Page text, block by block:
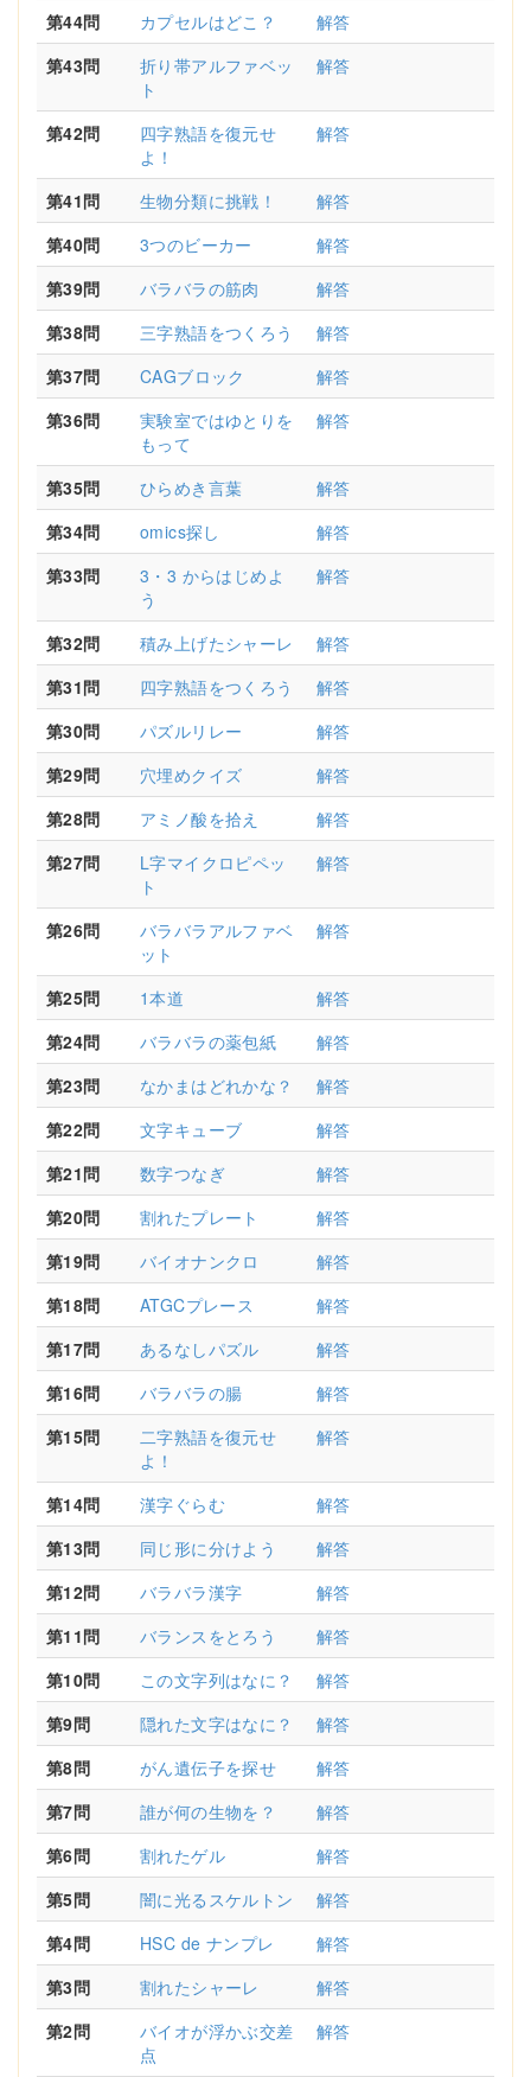
第44問
カプセルはどこ？
解答
第43問
折り帯アルファベッ
ト
解答
第42問
四字熟語を復元せ
よ！
解答
第41問 生物分類に挑戦！
解答
第40問
3つのビーカー
解答
第39問
バラバラの筋肉
解答
第38問
三字熟語をつくろう
解答
第37問
CAGブロック
解答
第36問
実験室ではゆとりを
もって
解答
第35問 ひらめき言葉
解答
第34問
omics探し
解答
第33問
3・3 からはじめよ
う
解答
第32問 積み上げたシャーレ
解答
第31問
四字熟語をつくろう
解答
第30問
パズルリレー
解答
第29問
穴埋めクイズ
解答
第28問
アミノ酸を拾え
解答
第27問
L字マイクロピペッ
ト
解答
第26問
バラバラアルファベ
ット
解答
第25問 1本道
解答
第24問
バラバラの薬包紙
解答
第23問
なかまはどれかな？
解答
第22問
文字キューブ
解答
第21問
数字つなぎ
解答
第20問
割れたプレート
解答
第19問
バイオナンクロ
解答
第18問
ATGCプレース
解答
第17問
あるなしパズル
解答
第16問
バラバラの腸
解答
第15問
二字熟語を復元せ
よ！
解答
第14問 漢字ぐらむ
解答
第13問
同じ形に分けよう
解答
第12問
バラバラ漢字
解答
第11問
バランスをとろう
解答
第10問
この文字列はなに？
解答
第9問
隠れた文字はなに？
解答
第8問
がん遺伝子を探せ
解答
第7問
誰が何の生物を？
解答
第6問
割れたゲル
解答
第5問
闇に光るスケルトン
解答
第4問
HSC de ナンプレ
解答
第3問
割れたシャーレ
解答
第2問
バイオが浮かぶ交差
点
解答